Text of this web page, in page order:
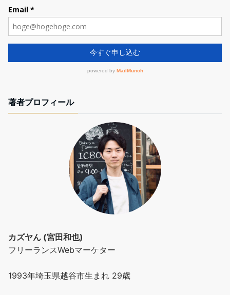
著者プロフィール
カズヤん (宮田和也)
フリーランスWebマーケター
1993年埼玉県越谷市生まれ 29歳